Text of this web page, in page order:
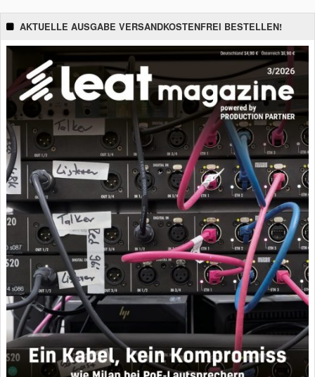
AKTUELLE AUSGABE VERSANDKOSTENFREI BESTELLEN!